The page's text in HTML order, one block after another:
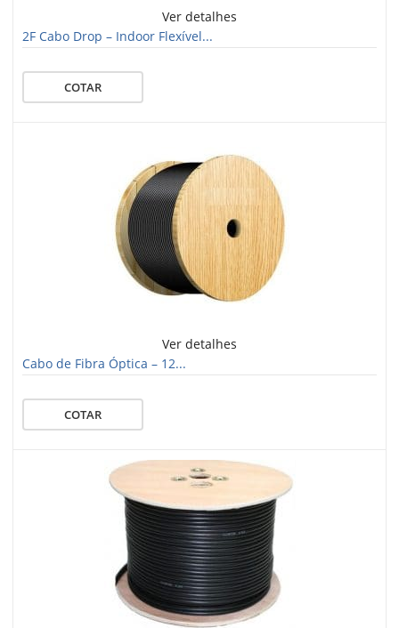
Ver detalhes
2F Cabo Drop – Indoor Flexível...
COTAR
Ver detalhes
Cabo de Fibra Óptica – 12...
COTAR